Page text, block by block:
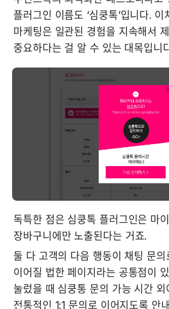
플러그인 이름도 ‘심쿵톡’입니다. 이
마케팅은 일관된 경험을 지속해서
중요하다는 걸 알 수 있는 대목입니
독특한 점은 심쿵톡 플러그인은 마
장바구니에만 노출된다는 거죠.
둘 다 고객의 다음 행동이 채팅 문의
이어질 법한 페이지라는 공통점이
눌렀을 때 심쿵통 문의 가능 시간 외
전통적인 1:1 문의로 이어지도록 안